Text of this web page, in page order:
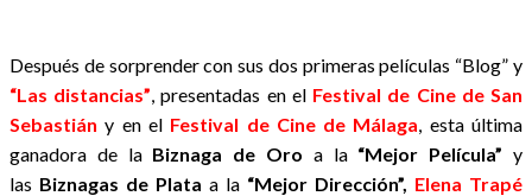
Después de sorprender con sus dos primeras películas “Blog” y
“Las distancias”, presentadas en el Festival de Cine de San
Sebastián y en elFestival de Cine de Málaga, esta última
ganadora de la Biznaga de Oro a la “Mejor Película” y
las Biznagas de Plata a la “Mejor Dirección”, Elena Trapé